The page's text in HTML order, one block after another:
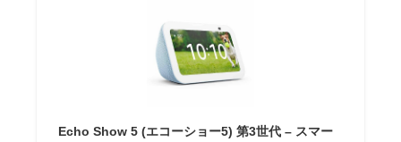
Echo Show 5 (エコーショー5) 第3世代 – スマー